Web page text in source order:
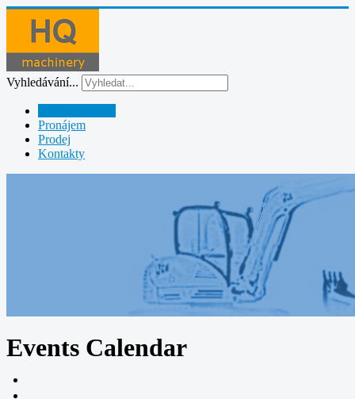
Vyhledávání...
Pronájem
Prodej
Kontakty
Events Calendar